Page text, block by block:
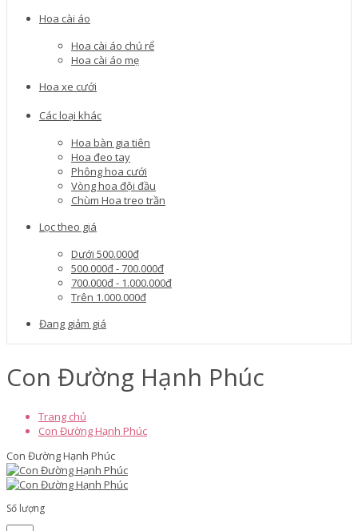
Hoa cài áo
Hoa cài áo chú rể
Hoa cài áo mẹ
Hoa xe cưới
Các loại khác
Hoa bàn gia tiên
Hoa đeo tay
Phông hoa cưới
Vòng hoa đội đầu
Chùm Hoa treo trần
Lọc theo giá
Dưới 500.000đ
500.000đ - 700.000đ
700.000đ - 1.000.000đ
Trên 1.000.000đ
Đang giảm giá
Con Đường Hạnh Phúc
Trang chủ
Con Đường Hạnh Phúc
Con Đường Hạnh Phúc
Số lượng